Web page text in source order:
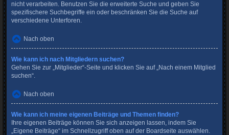
nicht verarbeiten. Benutzen Sie die erweiterte Suche und geben Sie
spezifischere Suchbegriffe ein oder beschränken Sie die Suche auf
verschiedene Unterforen.
Nach oben
Wie kann ich nach Mitgliedern suchen?
Gehen Sie zur „Mitglieder“-Seite und klicken Sie auf „Nach einem Mitglied
suchen“.
Nach oben
Wie kann ich meine eigenen Beiträge und Themen finden?
Ihre eigenen Beiträge können Sie sich anzeigen lassen, indem Sie
„Eigene Beiträge“ im Schnellzugriff oben auf der Boardseite auswählen.